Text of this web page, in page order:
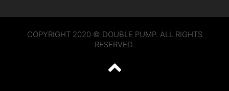
COPYRIGHT 2020 © DOUBLE PUMP. ALL RIGHTS
RESERVED.